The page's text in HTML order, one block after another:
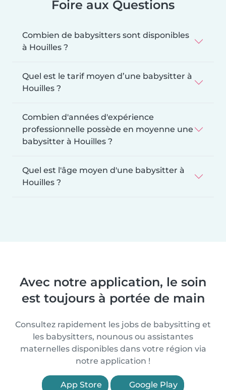
Foire aux Questions
Combien de babysitters sont disponibles
à Houilles ?
Quel est le tarif moyen d’une babysitter à
Houilles ?
Combien d'années d'expérience
professionnelle possède en moyenne une
babysitter à Houilles ?
Quel est l'âge moyen d'une babysitter à
Houilles ?
Avec notre application, le soin
est toujours à portée de main
Consultez rapidement les jobs de babysitting et
les babysitters, nounous ou assistantes
maternelles disponibles dans votre région via
notre application !
App Store Google Play